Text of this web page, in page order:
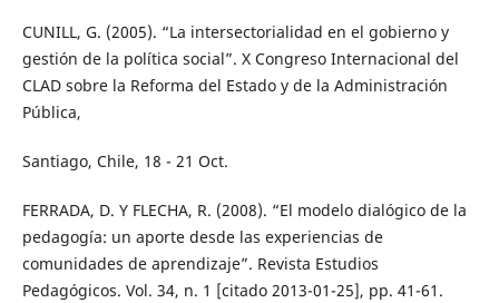
CUNILL, G. (2005). “La intersectorialidad en el gobierno y
gestión de la política social”. X Congreso Internacional del
CLAD sobre la Reforma del Estado y de la Administración
Pública,
Santiago, Chile, 18 - 21 Oct.
FERRADA, D. Y FLECHA, R. (2008). “El modelo dialógico de la
pedagogía: un aporte desde las experiencias de
comunidades de aprendizaje”. Revista Estudios
Pedagógicos. Vol. 34, n. 1 [citado 2013-01-25], pp. 41-61.